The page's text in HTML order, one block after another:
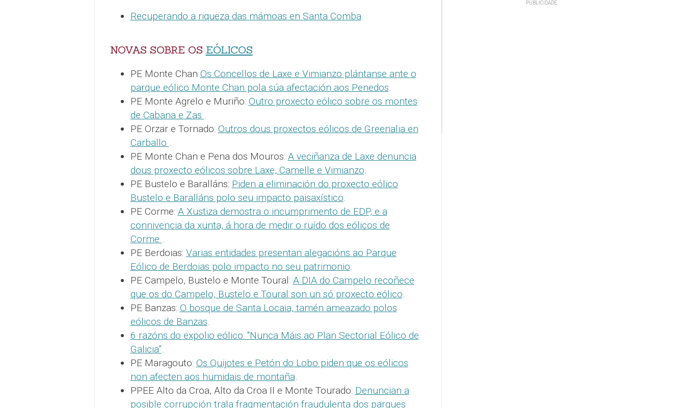
Recuperando a riqueza das mámoas en Santa Comba.
NOVAS SOBRE OS EÓLICOS
PE Monte Chan Os Concellos de Laxe e Vimianzo plántanse ante o
parque eólico Monte Chan pola súa afectación aos Penedos.
PE Monte Agrelo e Muriño: Outro proxecto eólico sobre os montes
de Cabana e Zas .
PE Orzar e Tornado: Outros dous proxectos eólicos de Greenalia en
Carballo .
PE Monte Chan e Pena dos Mouros: A veciñanza de Laxe denuncia
dous proxecto eólicos sobre Laxe, Camelle e Vimianzo.
PE Bustelo e Baralláns: Piden a eliminación do proxecto eólico
Bustelo e Baralláns polo seu impacto paisaxístico.
PE Corme: A Xustiza demostra o incumprimento de EDP, e a
connivencia da xunta, á hora de medir o ruído dos eólicos de
Corme .
PE Berdoias: Varias entidades presentan alegacións ao Parque
Eólico de Berdoias polo impacto no seu patrimonio.
PE Campelo, Bustelo e Monte Toural: A DIA do Campelo recoñece
que os do Campelo, Bustelo e Toural son un só proxecto eólico.
PE Banzas: O bosque de Santa Locaia, tamén ameazado polos
eólicos de Banzas.
6 razóns do expolio eólico: "Nunca Máis ao Plan Sectorial Eólico de
Galicia”.
PE Maragouto: Os Quijotes e Petón do Lobo piden que os eólicos
non afecten aos humidais de montaña.
PPEE Alto da Croa, Alto da Croa II e Monte Tourado: Denuncian a
posible corrupción trala fragmentación fraudulenta dos parques